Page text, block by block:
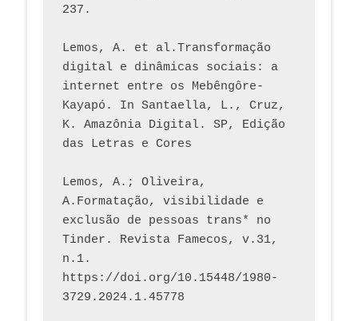
237.
Lemos, A. et al.Transformação
digital e dinâmicas sociais: a
internet entre os Mebêngôre-
Kayapó. In Santaella, L., Cruz,
K. Amazônia Digital. SP, Edição
das Letras e Cores
Lemos, A.; Oliveira,
A.Formatação, visibilidade e
exclusão de pessoas trans* no
Tinder. Revista Famecos, v.31,
n.1.
https://doi.org/10.15448/1980-
3729.2024.1.45778